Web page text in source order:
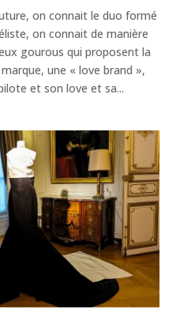
on connait le duo formé
on connait de manière
gourous qui proposent la
une « love brand »,
et son love et sa...